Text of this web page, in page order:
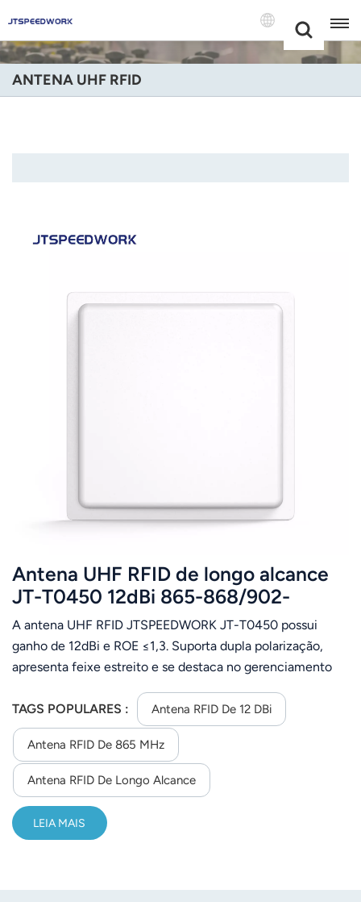
+86 -18681515767
English
Melayu
Polski
แบบไทย
Indonesia
magyar
ANTENA UHF RFID
Antena UHF RFID de longo alcance
JT-T0450 12dBi 865-868/902-
928MHz
A antena UHF RFID JTSPEEDWORK JT-T0450 possui
ganho de 12dBi e ROE ≤1,3. Suporta dupla polarização,
apresenta feixe estreito e se destaca no gerenciamento
adaptabilidade ambiental.
TAGS POPULARES : Antena RFID De 12 DBi
Antena RFID De 865 MHz
Antena RFID De Longo Alcance
LEIA MAIS